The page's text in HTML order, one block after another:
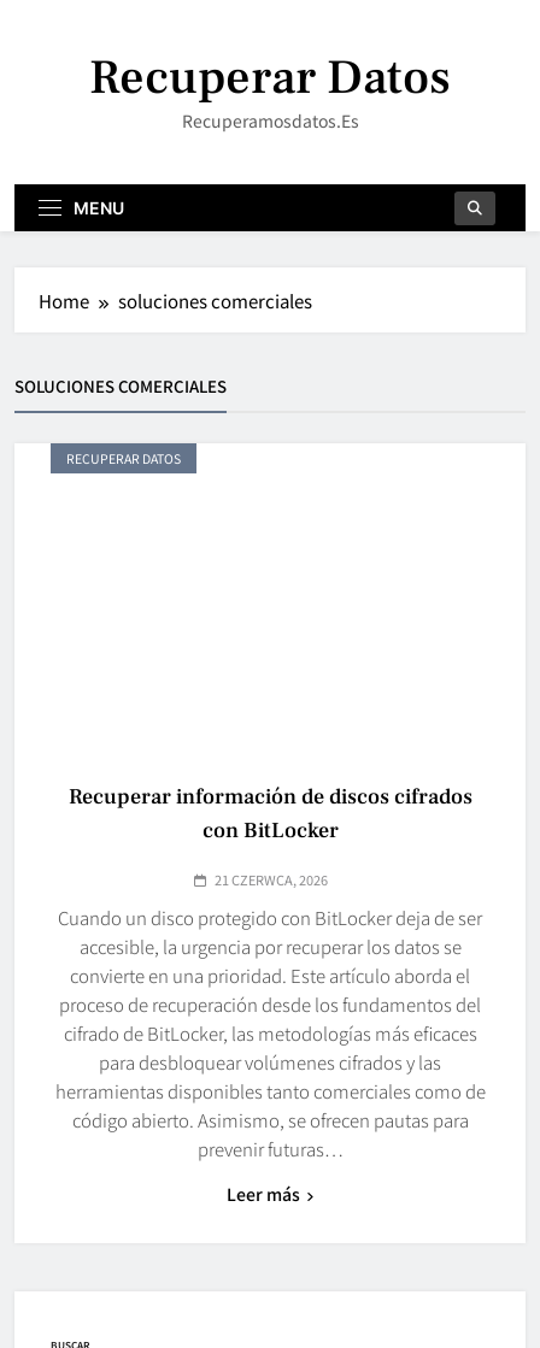
Recuperar Datos
Recuperamosdatos.es
MENU
Home soluciones comerciales
SOLUCIONES COMERCIALES
RECUPERAR DATOS
Recuperar información de discos cifrados
con BitLocker
21 CZERWCA, 2026
Cuando un disco protegido con BitLocker deja de ser
accesible, la urgencia por recuperar los datos se
convierte en una prioridad. Este artículo aborda el
proceso de recuperación desde los fundamentos del
cifrado de BitLocker, las metodologías más eficaces
para desbloquear volúmenes cifrados y las
herramientas disponibles tanto comerciales como de
código abierto. Asimismo, se ofrecen pautas para
prevenir futuras…
Leer más
BUSCAR